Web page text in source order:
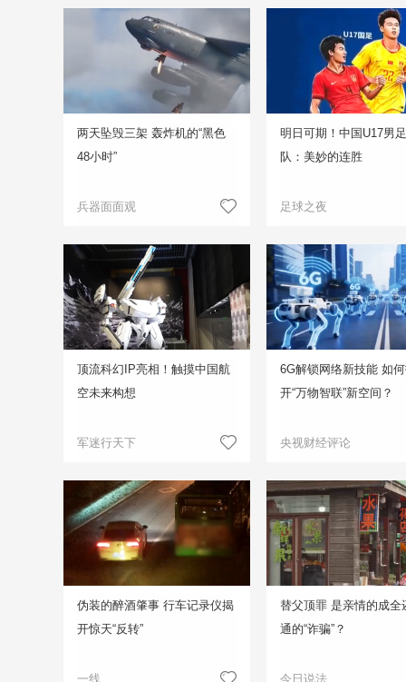
两天坠毁三架 轰炸机的“黑色
48小时”
兵器面面观
明日可期！中国U17男
队：美妙的连胜
足球之夜
顶流科幻IP亮相！触摸中国航
空未来构想
军迷行天下
6G解锁网络新技能 如
开“万物智联”新空间？
央视财经评论
伪装的醉酒肇事 行车记录仪揭
开惊天“反转”
一线
替父顶罪 是亲情的成全
通的“诈骗”？
今日说法